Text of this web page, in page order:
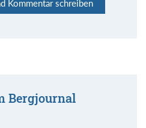
Kommentar schreiben
Bergjournal